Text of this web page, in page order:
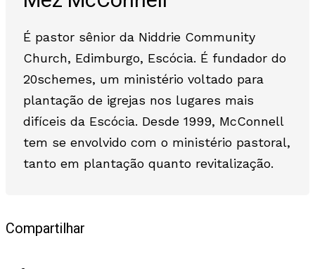
É pastor sênior da Niddrie Community
Church, Edimburgo, Escócia. É fundador do
20schemes, um ministério voltado para
plantação de igrejas nos lugares mais
difíceis da Escócia. Desde 1999, McConnell
tem se envolvido com o ministério pastoral,
tanto em plantação quanto revitalização.
Compartilhar